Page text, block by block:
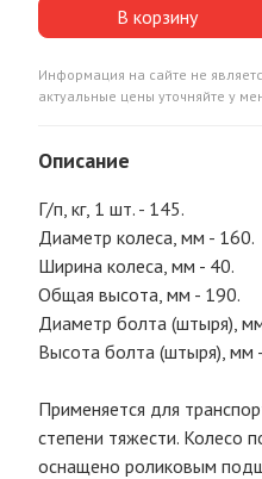
В корзину
Информация на сайте не
актуальные цены уточняйте у
Описание
Г/п, кг, 1 шт. - 145.
Диаметр колеса, мм - 160.
Ширина колеса, мм - 40.
Общая высота, мм - 190.
Диаметр болта (штыря),
Высота болта (штыря), мм
Применяется для
степени тяжести. Колесо
оснащено роликовым